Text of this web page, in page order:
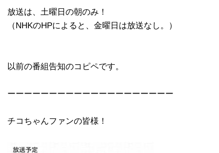
放送は、土曜日の朝のみ！
（NHKのHPによると、金曜日は放送なし。）
以前の番組告知のコピペです。
ーーーーーーーーーーーーーーーーーーーー
チコちゃんファンの皆様！